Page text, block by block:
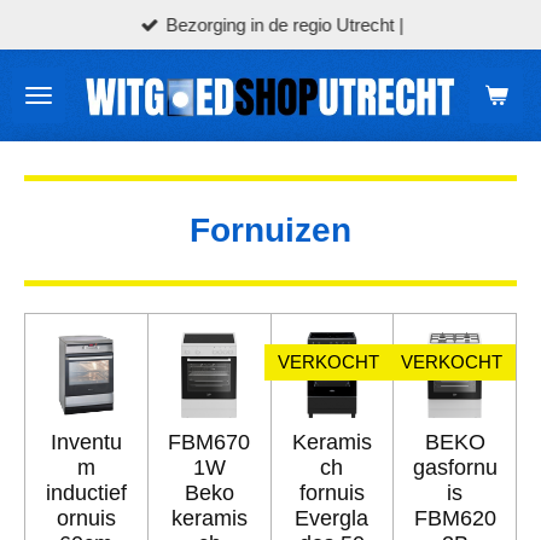
direct
naar
hoofdinhoud
Bezorging in de regio Utrecht |
Fornuizen
Inventu
m
inductief
ornuis
FBM670
1W
Beko
keramis
VERKOCHT
Keramis
ch
fornuis
Evergla
VERKOCHT
BEKO
gasfornu
is
FBM620